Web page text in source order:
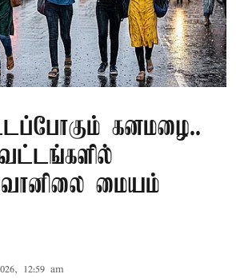
கனமழை..
வானிலை மையம்
12:59 am